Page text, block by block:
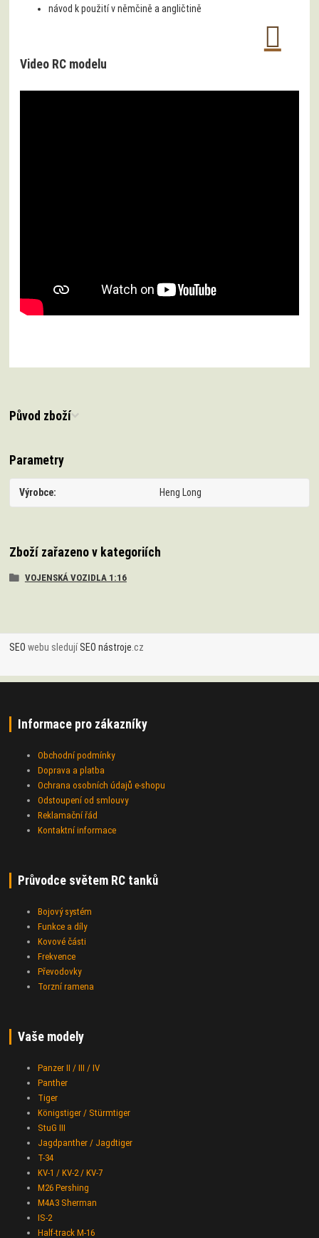
návod k použití v němčině a angličtině
Video RC modelu
Původ zboží
Parametry
Výrobce Heng Long
Zboží zařazeno v kategoriích
VOJENSKÁ VOZIDLA 1:16
SEO webu sledujíSEO nástroje .cz
Informace pro zákazníky
Obchodní podmínky
Doprava a platba
Ochrana osobních údajů e-shopu
Odstoupení od smlouvy
Reklamační řád
Kontaktní informace
Průvodce světem RC tanků
Bojový systém
Funkce a díly
Kovové části
Frekvence
Převodovky
Torzní ramena
Vaše modely
Panzer II / III / IV
Panther
Tiger
Königstiger / Stürmtiger
StuG III
Jagdpanther / Jagdtiger
T-34
KV-1 / KV-2 / KV-7
M26 Pershing
M4A3 Sherman
IS-2
Half-track M-16